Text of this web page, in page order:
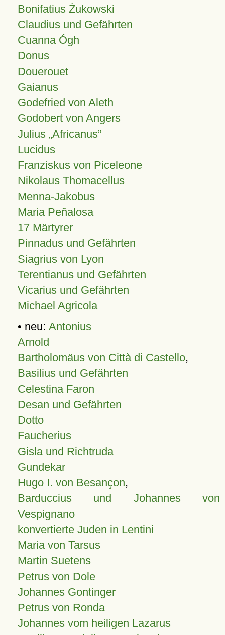
Bonifatius Żukowski
Claudius und Gefährten
Cuanna Ógh
Donus
Douerouet
Gaianus
Godefried von Aleth
Godobert von Angers
Julius Africanus
Lucidus
Franziskus von Piceleone
Nikolaus Thomacellus
Menna-Jakobus
Maria Peñalosa
17 Märtyrer
Pinnadus und Gefährten
Siagrius von Lyon
Terentianus und Gefährten
Vicarius und Gefährten
Michael Agricola
• neu: Antonius
Arnold
Bartholomäus von Città di Castello,
Basilius und Gefährten
Celestina Faron
Desan und Gefährten
Dotto
Faucherius
Gisla und Richtruda
Gundekar
Hugo I. von Besançon,
Barduccius und Johannes von
Vespignano
konvertierte Juden in Lentini
Maria von Tarsus
Martin Suetens
Petrus von Dole
Johannes Gontinger
Petrus von Ronda
Johannes vom heiligen Lazarus